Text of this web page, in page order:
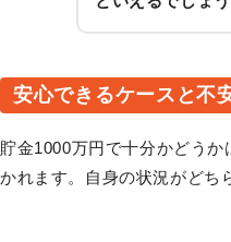
安心できるケースと不
貯金1000万円で十分かどう
かれます。自身の状況がどち